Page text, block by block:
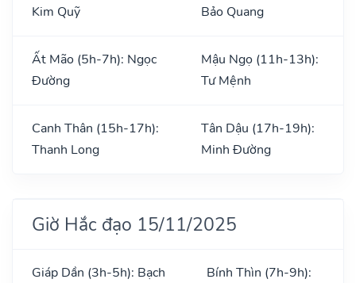
Kim Quỹ
Bảo Quang
Ất Mão (5h-7h): Ngọc
Đường
Mậu Ngọ (11h-13h):
Tư Mệnh
Canh Thân (15h-17h):
Thanh Long
Tân Dậu (17h-19h):
Minh Đường
Giờ Hắc đạo 15/11/2025
Giáp Dần (3h-5h): Bạch
Bính Thìn (7h-9h):